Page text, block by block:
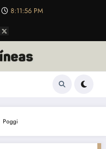
8:11:57 PM
Poggi